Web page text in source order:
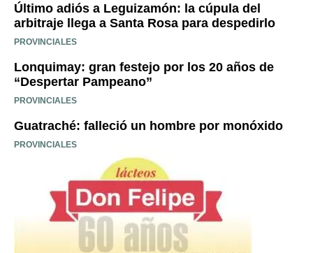
Último adiós a Leguizamón: la cúpula del
arbitraje llega a Santa Rosa para despedirlo
PROVINCIALES
Lonquimay: gran festejo por los 20 años de
“Despertar Pampeano”
PROVINCIALES
Guatraché: falleció un hombre por monóxido
PROVINCIALES